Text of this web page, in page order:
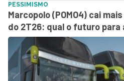
PESSIMISMO
Marcopolo (POMO4) cai
do 2T26: qual o futuro para